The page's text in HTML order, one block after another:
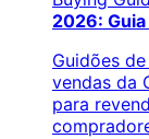
2026:
Guidões
vendas da
para